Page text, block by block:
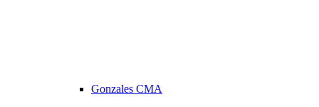
Gonzales CMA